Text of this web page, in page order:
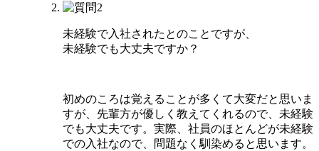
未経験で入社されたとのことですが、
未経験でも大丈夫ですか？
初めのころは覚えることが多くて大変だと思いま
すが、先輩方が優しく教えてくれるので、未経験
でも大丈夫です。実際、社員のほとんどが未経験
での入社なので、問題なく馴染めると思います。